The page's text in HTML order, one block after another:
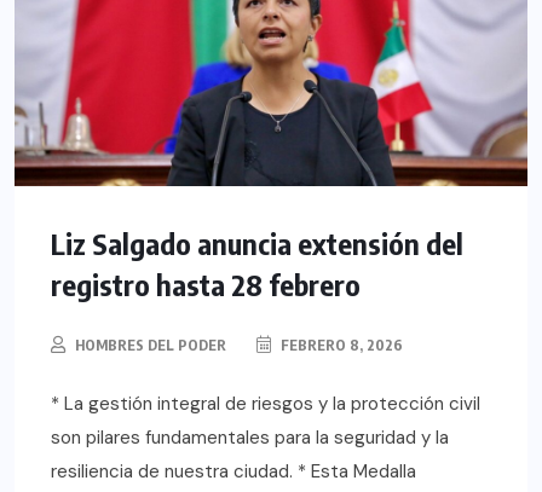
Liz Salgado anuncia extensión del
registro hasta 28 febrero
HOMBRES DEL PODER FEBRERO 8, 2026
* La gestión integral de riesgos y la protección civil
son pilares fundamentales para la seguridad y la
resiliencia de nuestra ciudad. * Esta Medalla